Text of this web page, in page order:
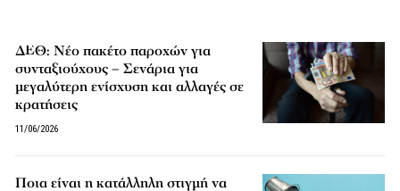
ΔΕΘ: Νέο πακέτο παροχών για
συνταξιούχους – Σενάρια για
μεγαλύτερη ενίσχυση και αλλαγές σε
κρατήσεις
11/06/2026
Ποια είναι η κατάλληλη στιγμή να